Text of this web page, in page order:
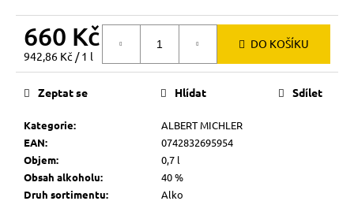
660 Kč
Měrná
cena:
942,86 Kč / 1 l
DO KOŠÍKU
Kategorie:
ALBERT MICHLER
EAN:
0742832695954
Objem:
0,7 l
Obsah alkoholu:
40 %
Druh sortimentu: Alko
Zeptat se Hlídat Sdílet